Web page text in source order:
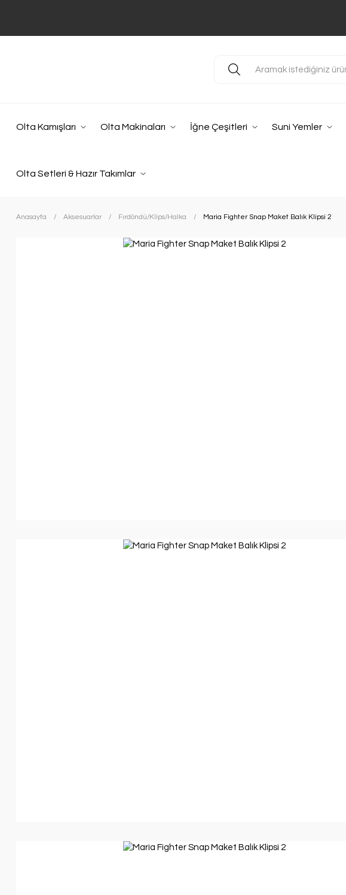
Olta Kamışları Olta Makinaları İğne Çeşitleri Suni Yemler
Olta Setleri & Hazır Takımlar
Anasayfa Aksesuarlar Fırdöndü/Klips/Halka Maria Fighter Snap Maket Balık Klipsi 2